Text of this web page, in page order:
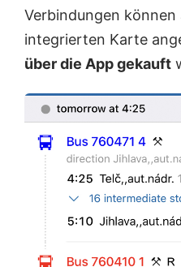
Verbindungen können
integrierten Karte
über die App gekauft